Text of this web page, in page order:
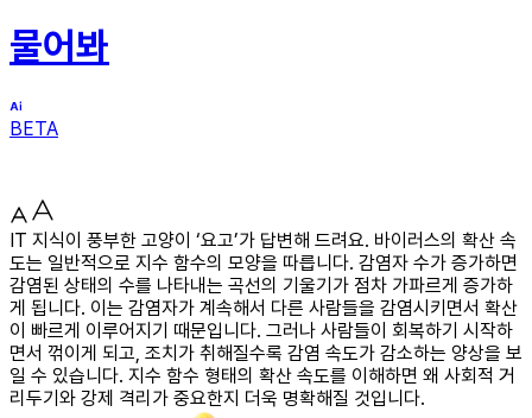
물어봐
BETA
IT 지식이 풍부한 고양이 ‘요고’가 답변해 드려요. 바이러스의 확산 속
도는 일반적으로 지수 함수의 모양을 따릅니다. 감염자 수가 증가하면
감염된 상태의 수를 나타내는 곡선의 기울기가 점차 가파르게 증가하
게 됩니다. 이는 감염자가 계속해서 다른 사람들을 감염시키면서 확산
이 빠르게 이루어지기 때문입니다. 그러나 사람들이 회복하기 시작하
면서 꺾이게 되고, 조치가 취해질수록 감염 속도가 감소하는 양상을 보
일 수 있습니다. 지수 함수 형태의 확산 속도를 이해하면 왜 사회적 거
리두기와 강제 격리가 중요한지 더욱 명확해질 것입니다.